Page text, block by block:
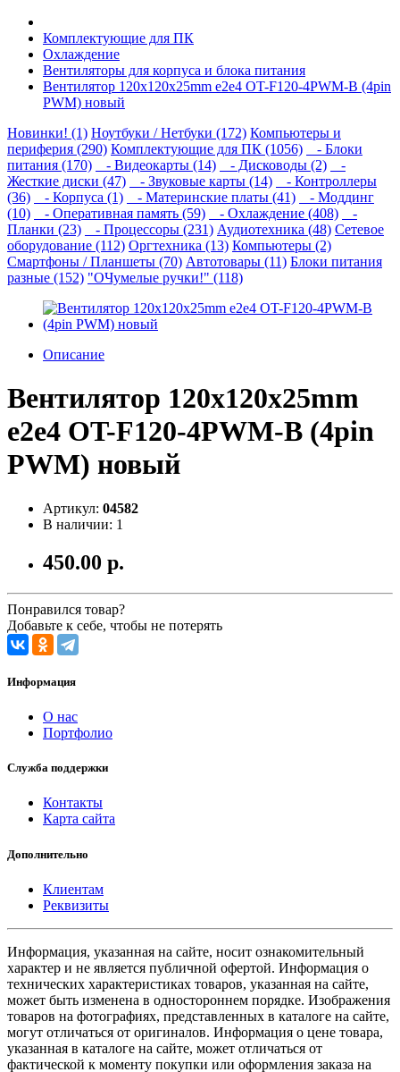
Комплектующие для ПК
Охлаждение
Вентиляторы для корпуса и блока питания
Вентилятор 120x120x25mm e2e4 OT-F120-4PWM-B (4pin
PWM) новый
Новинки! (1) Ноутбуки / Нетбуки (172) Компьютеры и
периферия (290) Комплектующие для ПК (1056)
- Блоки
питания (170)
- Видеокарты (14) - Дисководы (2)
-
Жесткие диски (47)
- Звуковые карты (14)
- Контроллеры
(36)
- Корпуса (1) - Материнские платы (41)
- Моддинг
(10)
- Оперативная память (59) - Охлаждение (408)
-
Планки (23)
- Процессоры (231) Аудиотехника (48) Сетевое
оборудование (112) Оргтехника (13) Компьютеры (2)
Смартфоны / Планшеты (70) Автотовары (11) Блоки питания
разные (152) "ОЧумелые ручки!" (118)
Описание
Вентилятор 120x120x25mm
e2e4 OT-F120-4PWM-B (4pin
PWM) новый
Артикул: 04582
В наличии: 1
450.00 р.
Понравился товар?
Добавьте к себе, чтобы не потерять
Информация
О нас
Портфолио
Служба поддержки
Контакты
Карта сайта
Дополнительно
Клиентам
Реквизиты
Информация, указанная на сайте, носит ознакомительный
характер и не является публичной офертой. Информация о
технических характеристиках товаров, указанная на сайте,
может быть изменена в одностороннем порядке. Изображения
товаров на фотографиях, представленных в каталоге на сайте,
могут отличаться от оригиналов. Информация о цене товара,
указанная в каталоге на сайте, может отличаться от
фактической к моменту покупки или оформления заказа на